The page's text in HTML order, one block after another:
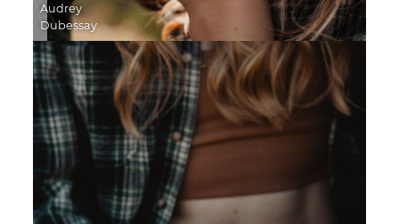
Audrey
Dubessay